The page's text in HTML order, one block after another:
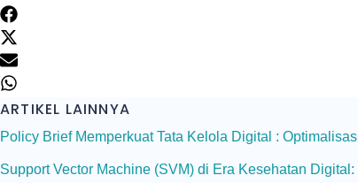
ARTIKEL LAINNYA
Policy Brief Memperkuat Tata Kelola Digital :
Support Vector Machine (SVM) di Era Kesehatan